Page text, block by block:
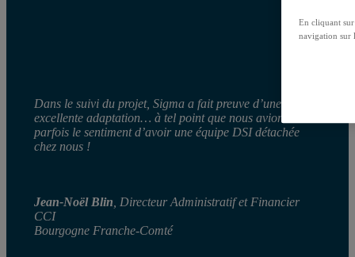
Dans le suivi du projet, Sigma a fait preuve d’une
excellente adaptation… à tel point que nous avions
parfois le sentiment d’avoir une équipe DSI détachée
chez nous !
Jean-Noël Blin , Directeur Administratif et Financier
CCI
Bourgogne Franche-Comté
En cliquant
navigation sur